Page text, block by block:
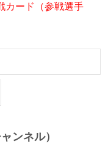
カード（参戦選手
ンネル）